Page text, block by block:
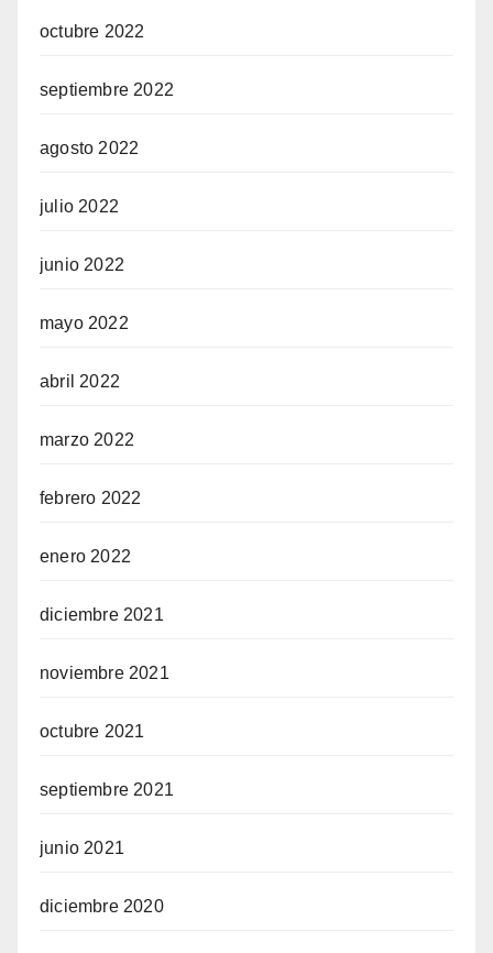
octubre 2022
septiembre 2022
agosto 2022
julio 2022
junio 2022
mayo 2022
abril 2022
marzo 2022
febrero 2022
enero 2022
diciembre 2021
noviembre 2021
octubre 2021
septiembre 2021
junio 2021
diciembre 2020